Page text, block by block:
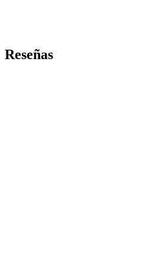
Reseñas